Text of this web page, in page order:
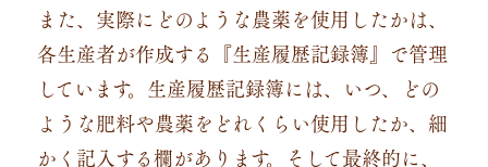
また、実際にどのような農薬を使用したかは、
各生産者が作成する『生産履歴記録簿』で管理
しています。生産履歴記録簿には、いつ、どの
ような肥料や農薬をどれくらい使用したか、細
かく記入する欄があります。そして最終的に、